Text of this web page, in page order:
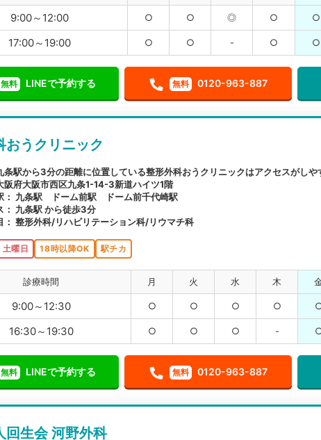
9:00～12:00 ○ ○ ◎ ○ ○
17:00～19:00 ○ ○ - ○ ○
無料 LINEで予約する 無料 0120-963-887
おうクリニック
条駅から3分の距離に位置している整形外科おうクリニックはアクセスがしや
阪府大阪市西区九条1-14-3新道ハイツ1階
： 九条駅 ドーム前駅 ドーム前千代崎駅
： 九条駅 から徒歩3分
： 整形外科/リハビリテーション科/リウマチ科
土曜日 18時以降OK 駅チカ
診療時間 月 火 水 木
9:00～12:30 ○ ○ ○ ○
16:30～19:30 ○ ○ ○ -
無料 LINEで予約する 無料 0120-963-887
回生会 河野外科